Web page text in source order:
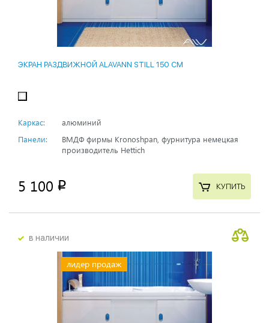
ЭКРАН РАЗДВИЖНОЙ ALAVANN STILL 150 СМ
Каркас:
алюминий
Панели:
ВМДФ фирмы Kronoshpan, фурнитура немецкая
производитель Hettich
5 100 p КУПИТЬ
в наличии
лидер продаж